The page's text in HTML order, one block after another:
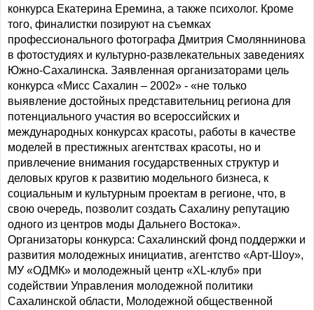
конкурса Екатерина Еремина, а также психолог. Кроме
того, финалистки позируют на съемках
профессионального фотографа Дмитрия Смоляннинова
в фотостудиях и культурно-развлекательных заведениях
Южно-Сахалинска. Заявленная организаторами цель
конкурса «Мисс Сахалин – 2002» - «не только
выявление достойных представительниц региона для
потенциального участия во всероссийских и
международных конкурсах красоты, работы в качестве
моделей в престижных агентствах красоты, но и
привлечение внимания государственных структур и
деловых кругов к развитию модельного бизнеса, к
социальным и культурным проектам в регионе, что, в
свою очередь, позволит создать Сахалину репутацию
одного из центров моды Дальнего Востока».
Организаторы конкурса: Сахалинский фонд поддержки и
развития молодежных инициатив, агентство «Арт-Шоу»,
МУ «ОДМК» и молодежный центр «XL-клуб» при
содействии Управления молодежной политики
Сахалинской области, Молодежной общественной